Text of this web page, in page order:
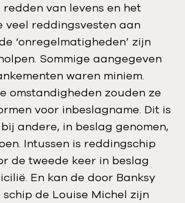
redden van levens en het
veel reddingsvesten aan
‘onregelmatigheden’ zijn
Sommige aangegeven
waren miniem.
omstandigheden zouden ze
voor inbeslagname. Dit is
andere, in beslag genomen,
Intussen is reddingschip
de tweede keer in beslag
En kan de door Banksy
de Louise Michel zijn